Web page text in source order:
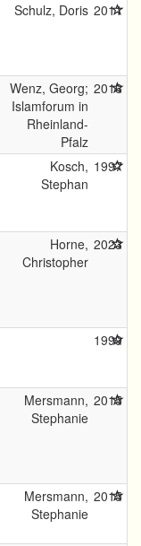
Schulz, Doris 2011
Wenz, Georg;
Islamforum in
Rheinland-
Pfalz
2016
Kosch,
Stephan
1997
Horne,
Christopher
2023
1999
Mersmann,
Stephanie
2015
Mersmann,
Stephanie
2015